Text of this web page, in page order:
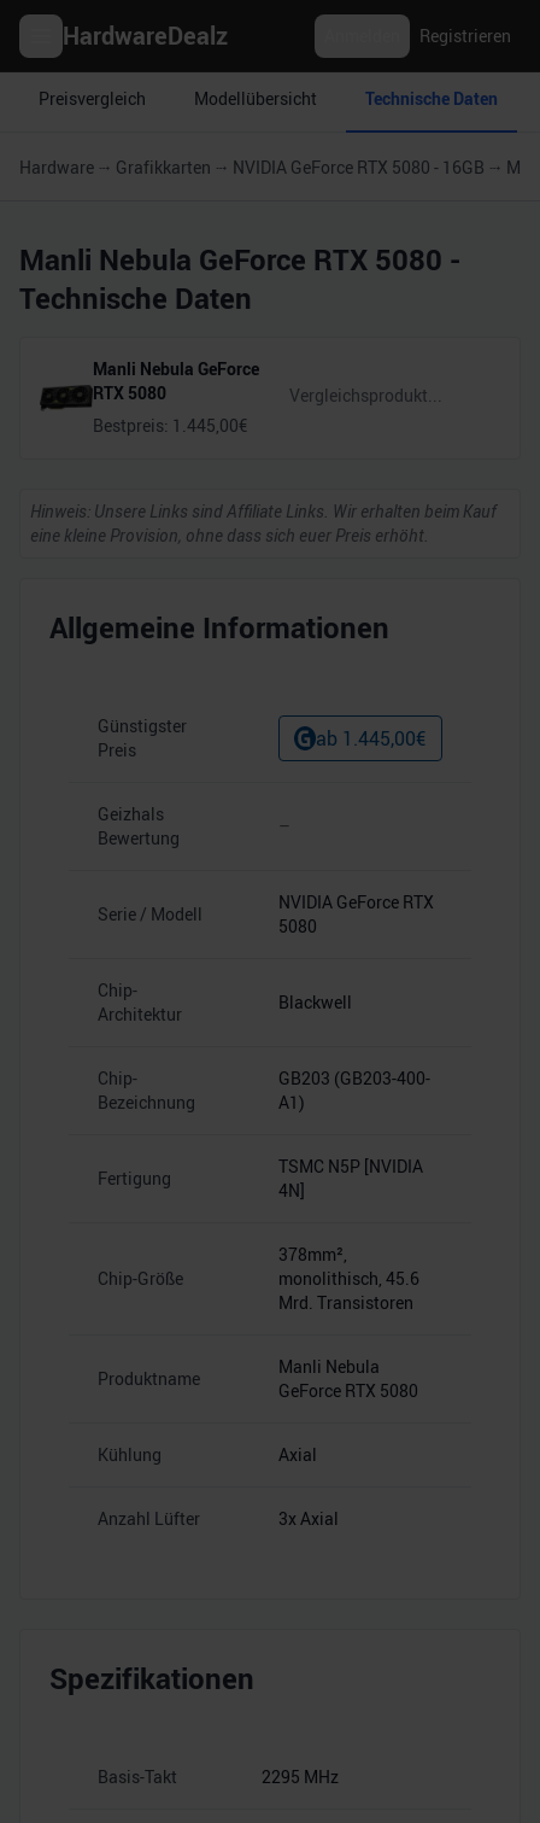
HardwareDealz Registrieren
Preisvergleich Modellübersicht Technische Daten
Hardware Grafikkarten NVIDIA GeForce RTX 5080 - 16GB
Manli Nebula GeForce RTX 5080 -
Technische Daten
Manli Nebula GeForce
RTX 5080
Bestpreis: 1.445,00€
Hinweis: Unsere Links sind Affiliate Links. Wir erhalten beim Kauf
eine kleine Provision, ohne dass sich euer Preis erhöht.
Allgemeine Informationen
Günstigster
Preis
ab 1.445,00€
Geizhals
Bewertung
–
Serie / Modell
NVIDIA GeForce RTX
5080
Chip-
Architektur
Blackwell
Chip-
Bezeichnung
GB203 (GB203-400-
A1)
Fertigung
TSMC N5P [NVIDIA
4N]
Chip-Größe
378mm²,
monolithisch, 45.6
Mrd. Transistoren
Produktname
Manli Nebula
GeForce RTX 5080
Kühlung Axial
Anzahl Lüfter 3x Axial
Spezifikationen
Basis-Takt 2295 MHz